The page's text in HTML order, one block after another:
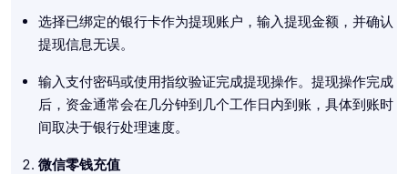
选择已绑定的银行卡作为提现账户，输入提现金额，并确认
提现信息无误。
输入支付密码或使用指纹验证完成提现操作。提现操作完成
后，资金通常会在几分钟到几个工作日内到账，具体到账时
间取决于银行处理速度。
微信零钱充值